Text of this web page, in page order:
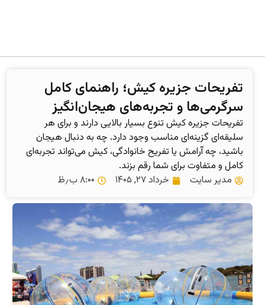
تفریحات جزیره کیش؛ راهنمای کامل
سرگرمی‌ها و تجربه‌های هیجان‌انگیز
تفریحات جزیره کیش تنوع بسیار بالایی دارند و برای هر
سلیقه‌ای گزینه‌ای مناسب وجود دارد. چه به دنبال هیجان
باشید، چه آرامش یا تفریح خانوادگی، کیش می‌تواند تجربه‌ای
کامل و متفاوت برای شما رقم بزند.
مدیر سایت
خرداد ۲۷, ۱۴۰۵ ۸:۰۰ ب٫ظ